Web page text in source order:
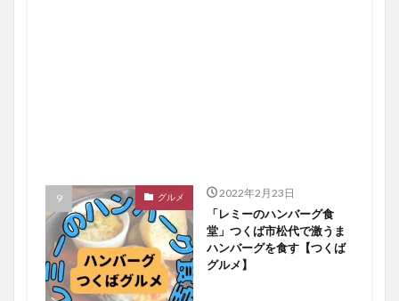
グルメ 2022年2月23日
「レミーのハンバーグ食
堂」つくば市松代で激うま
ハンバーグを食す【つくば
グルメ】